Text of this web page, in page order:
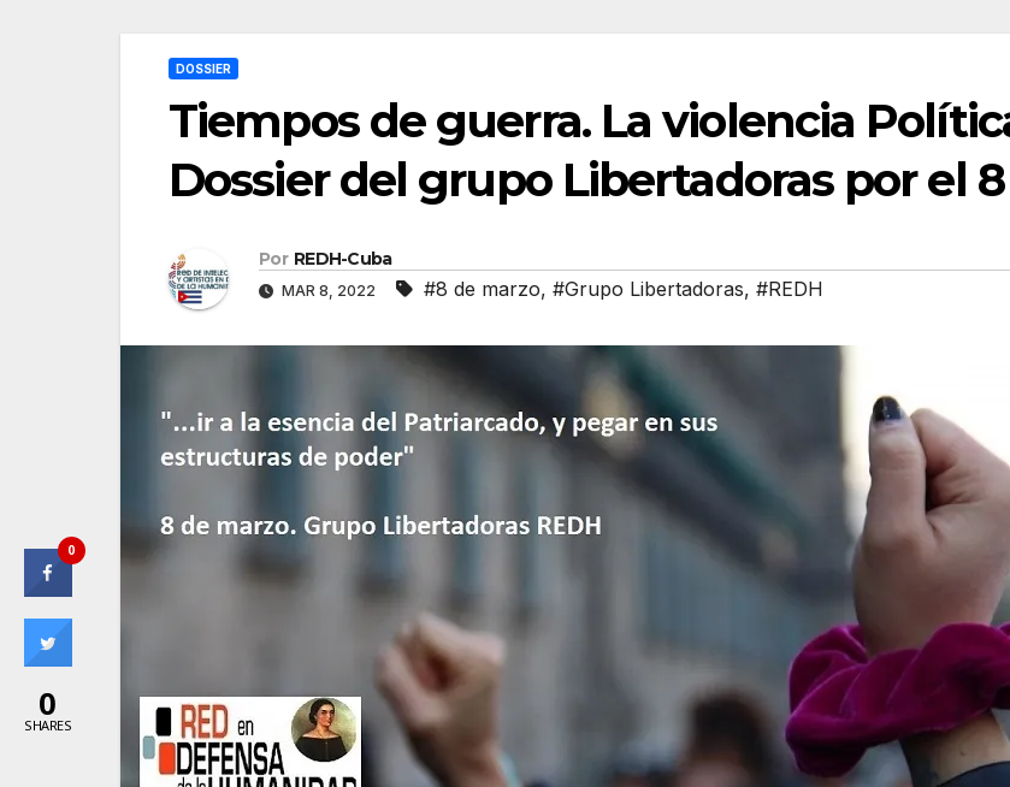
DOSSIER
Tiempos de guerra. La violencia
Dossier del grupo Libertadoras por el
Por REDH-Cuba
MAR 8, 2022 #8 de marzo, #Grupo Libertadoras, #REDH
0
0
SHARES